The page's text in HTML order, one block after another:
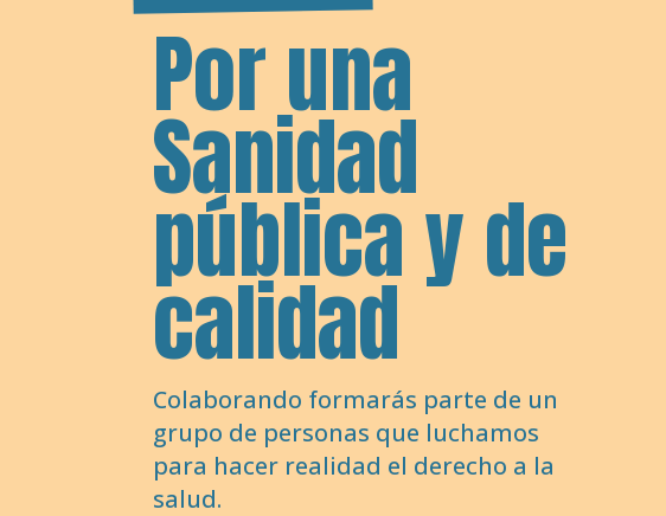
Por una
Sanidad
pública y de
calidad
Colaborando formarás parte de un
grupo de personas que luchamos
para hacer realidad el derecho a la
salud.